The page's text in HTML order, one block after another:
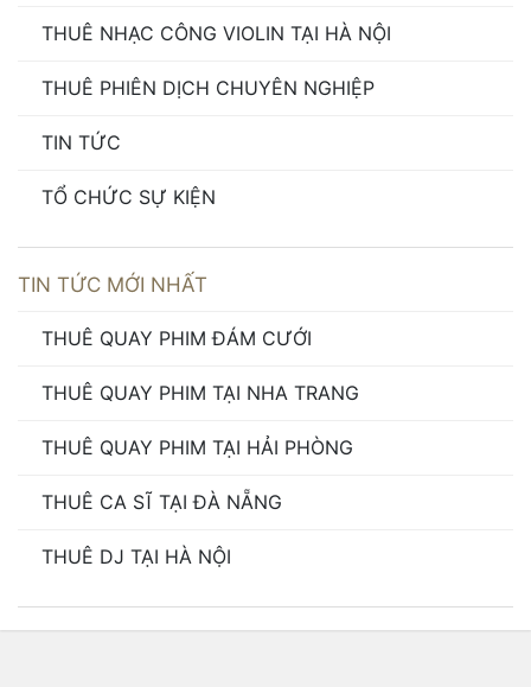
THUÊ NHẠC CÔNG VIOLIN TẠI HÀ NỘI
THUÊ PHIÊN DỊCH CHUYÊN NGHIỆP
TIN TỨC
TỔ CHỨC SỰ KIỆN
TIN TỨC MỚI NHẤT
THUÊ QUAY PHIM ĐÁM CƯỚI
THUÊ QUAY PHIM TẠI NHA TRANG
THUÊ QUAY PHIM TẠI HẢI PHÒNG
THUÊ CA SĨ TẠI ĐÀ NẴNG
THUÊ DJ TẠI HÀ NỘI